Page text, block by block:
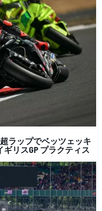
ラップでベッツェッキ
リスGP プラクティス